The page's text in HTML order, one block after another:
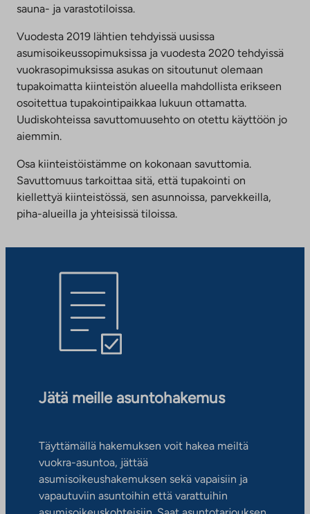
sauna- ja varastotiloissa.
Vuodesta 2019 lähtien tehdyissä uusissa
asumisoikeussopimuksissa ja vuodesta 2020 tehdyissä
vuokrasopimuksissa asukas on sitoutunut olemaan
tupakoimatta kiinteistön alueella mahdollista erikseen
osoitettua tupakointipaikkaa lukuun ottamatta.
Uudiskohteissa savuttomuusehto on otettu käyttöön jo
aiemmin.
Osa kiinteistöistämme on kokonaan savuttomia.
Savuttomuus tarkoittaa sitä, että tupakointi on
kiellettyä kiinteistössä, sen asunnoissa, parvekkeilla,
piha-alueilla ja yhteisissä tiloissa.
Jätä meille asuntohakemus
Täyttämällä hakemuksen voit hakea meiltä
vuokra-asuntoa, jättää
asumisoikeushakemuksen sekä vapaisiin ja
vapautuviin asuntoihin että varattuihin